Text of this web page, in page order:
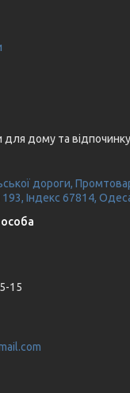
для дому та відпочинку
дороги,
Індекс 67814,
15